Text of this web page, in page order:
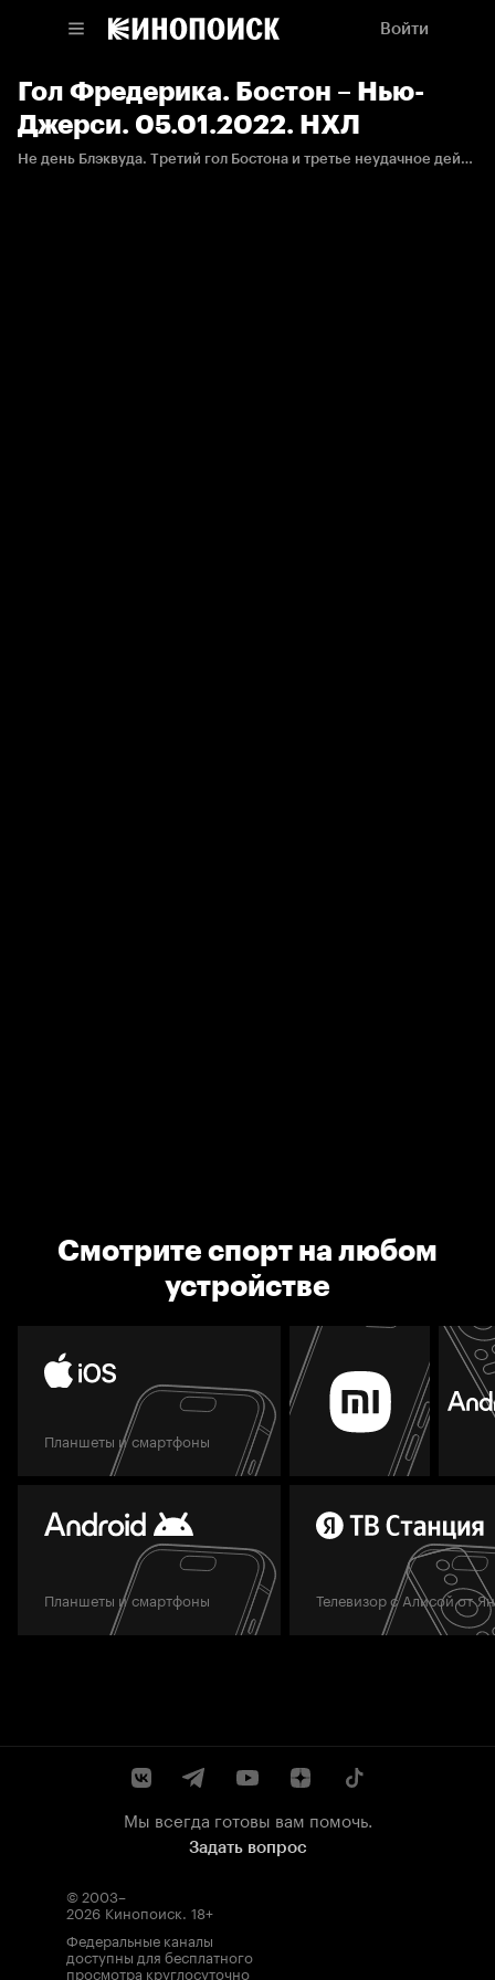
Войти
Гол Фредерика. Бостон – Нью-
Джерси. 05.01.2022. НХЛ
Не день Блэквуда. Третий гол Бостона и третье неудачное действие вратаря "дьяволов", пропустившего после броска с отрицательного угла.
Смотрите спорт на любом
устройстве
Планшеты и смартфоны
Планшеты и смартфоны Телевизор с Алисой от
Мы всегда готовы вам помочь.
Задать вопрос
© 2003–
2026 Кинопоиск. 18+
Федеральные каналы
доступны для бесплатного
просмотра круглосуточно